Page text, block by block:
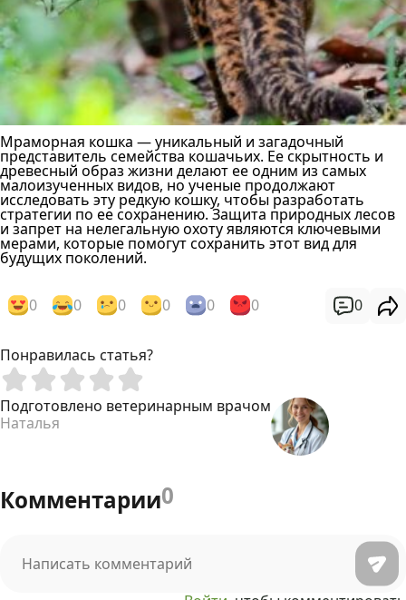
Мраморная кошка — уникальный и загадочный
представитель семейства кошачьих. Ее скрытность и
древесный образ жизни делают ее одним из самых
малоизученных видов, но ученые продолжают
исследовать эту редкую кошку, чтобы разработать
стратегии по ее сохранению. Защита природных лесов
и запрет на нелегальную охоту являются ключевыми
мерами, которые помогут сохранить этот вид для
будущих поколений.
0 0 0 0 0 0 0
Понравилась статья?
Подготовлено ветеринарным врачом
Наталья
Комментарии0